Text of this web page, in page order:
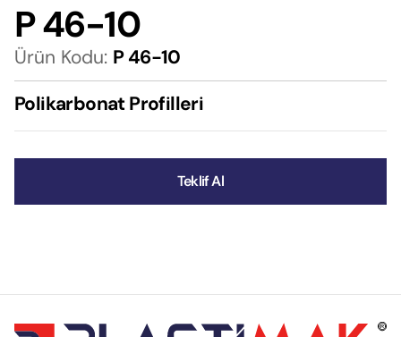
P 46-10
Ürün Kodu: P 46-10
Polikarbonat Profilleri
Teklif Al